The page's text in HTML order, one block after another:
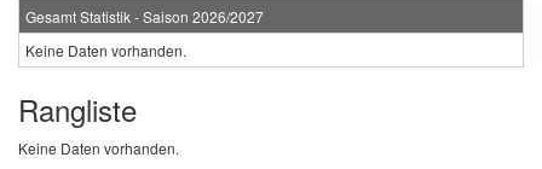
Gesamt Statistik - Saison 2026/2027
Keine Daten vorhanden.
Rangliste
Keine Daten vorhanden.